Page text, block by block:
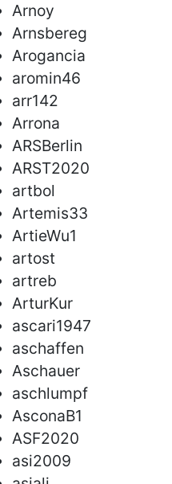
Arnoy
Arnsbereg
Arogancia
aromin46
arr142
Arrona
ARSBerlin
ARST2020
artbol
Artemis33
ArtieWu1
artost
artreb
ArturKur
ascari1947
aschaffen
Aschauer
aschlumpf
AsconaB1
ASF2020
asi2009